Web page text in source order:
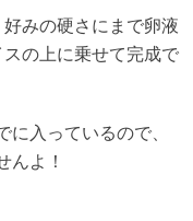
好みの硬さにまで卵液
の上に乗せて完成で
に入っているので、
んよ！